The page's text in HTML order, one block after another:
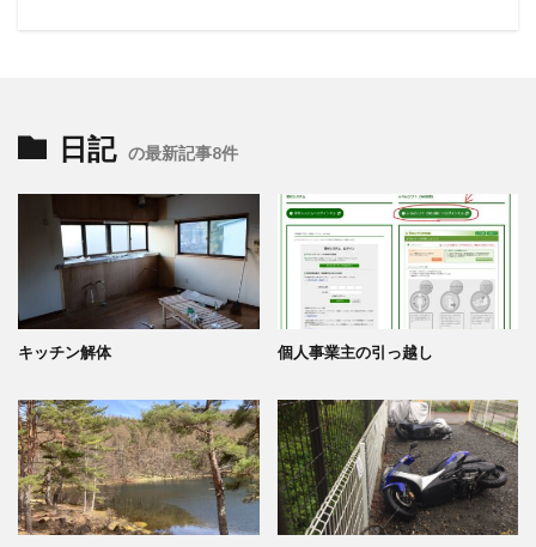
日記 の最新記事8件
キッチン解体 個人事業主の引っ越し